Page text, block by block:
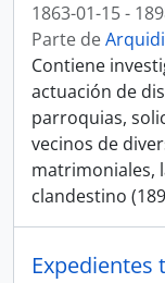
1863-01-15 -
Parte de
Contiene
actuación de
parroquias,
vecinos de
matrimoniales,
clandestino